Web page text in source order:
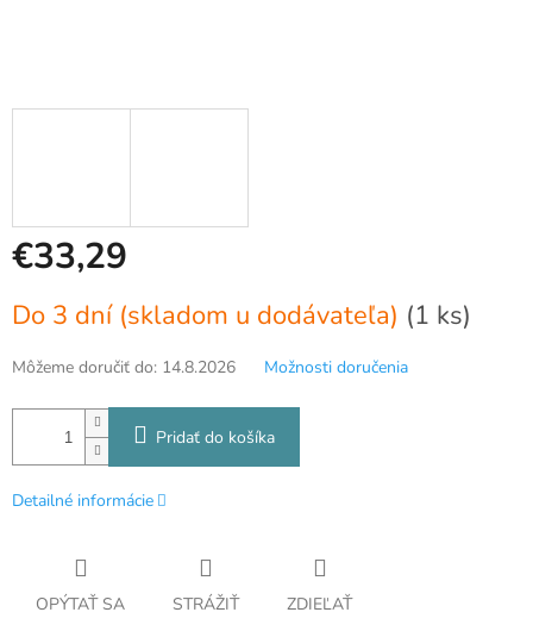
€33,29
cena:
Do 3 dní (skladom u dodávateľa) (1 ks)
Môžeme doručiť do: 14.8.2026 Možnosti doručenia
Pridať do košíka
Detailné informácie
OPÝTAŤ SA STRÁŽIŤ ZDIEĽAŤ